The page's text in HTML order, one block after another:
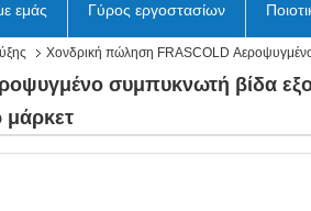
εμάς Γύρος εργοστασίων
Χονδρική πώληση FRASCOLD
συμπυκνωτή βίδα
μάρκετ